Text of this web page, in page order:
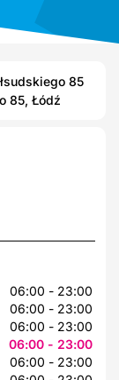
85
85, Łódź
06:00 - 23:00
06:00 - 23:00
06:00 - 23:00
06:00 - 23:00
06:00 - 23:00